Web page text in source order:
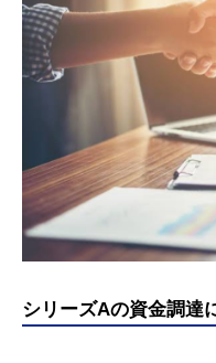
シリーズAの資金調達